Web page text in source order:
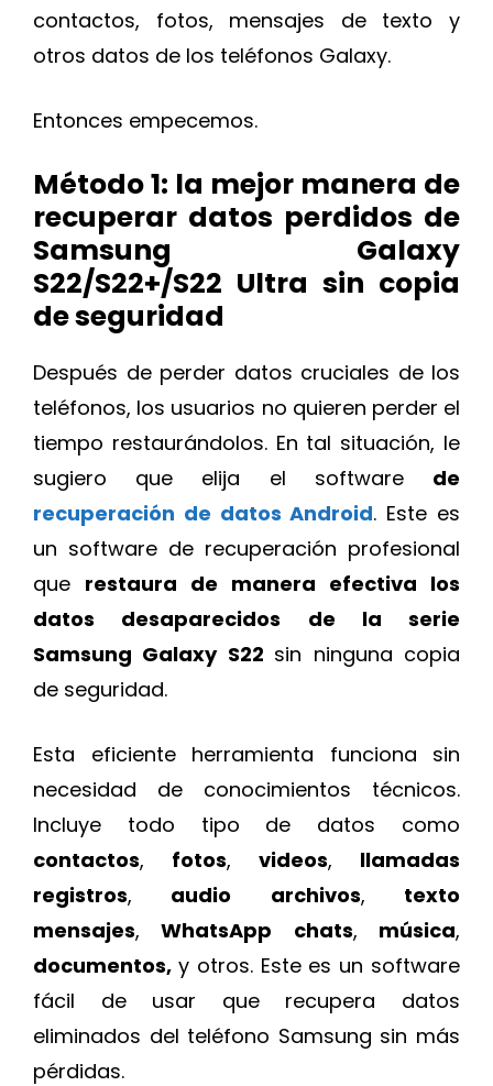
contactos, fotos, mensajes de texto y
otros datos de los teléfonos Galaxy.
Entonces empecemos.
Método 1: la mejor manera de
recuperar datos perdidos de
Samsung Galaxy
S22/S22+/S22 Ultra sin copia
de seguridad
Después de perder datos cruciales de los
teléfonos, los usuarios no quieren perder el
tiempo restaurándolos. En tal situación, le
sugiero que elija el software de
recuperación de datos Android. Este es
un software de recuperación profesional
que restaura de manera efectiva los
datos desaparecidos de la serie
Samsung Galaxy S22 sin ninguna copia
de seguridad.
Esta eficiente herramienta funciona sin
necesidad de conocimientos técnicos.
Incluye todo tipo de datos como
contactos, fotos, videos, llamadas
registros, audio archivos, texto
mensajes,WhatsApp chats, música,
documentos, y otros. Este es un software
fácil de usar que recupera datos
eliminados del teléfono Samsung sin más
pérdidas.